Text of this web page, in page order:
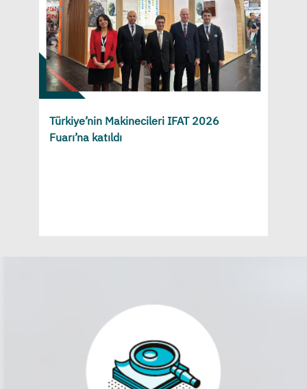
Türkiye’nin Makinecileri IFAT 2026
Fuarı’na katıldı